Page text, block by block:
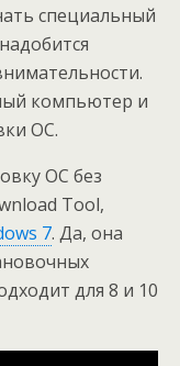
специальный
компьютер и
ОС.
ОС без
Tool,
7. Да, она
для 8 и 10